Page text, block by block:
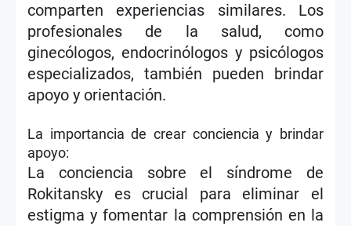
comparten experiencias similares. Los
profesionales de la salud, como
ginecólogos, endocrinólogos y psicólogos
especializados, también pueden brindar
apoyo y orientación.
La importancia de crear conciencia y brindar
apoyo:
La conciencia sobre el síndrome de
Rokitansky es crucial para eliminar el
estigma y fomentar la comprensión en la